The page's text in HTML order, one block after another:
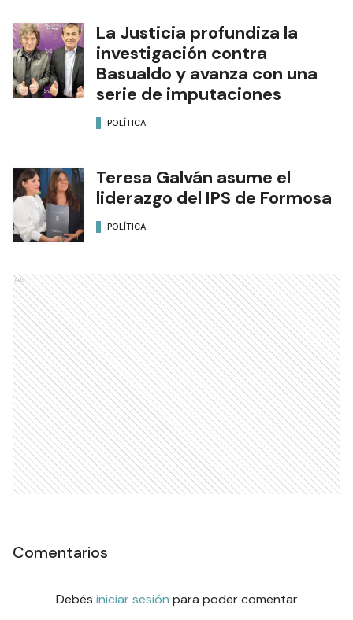
La Justicia profundiza la
investigación contra
Basualdo y avanza con una
serie de imputaciones
POLÍTICA
Teresa Galván asume el
liderazgo del IPS de Formosa
POLÍTICA
Ads
Comentarios
Debés iniciar sesión para poder comentar